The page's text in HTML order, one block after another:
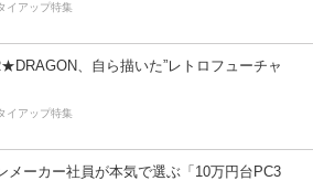
イアップ特集
、自ら描いた”レトロフューチャ
イアップ特集
メーカー社員が本気で選ぶ「10万円台PC3